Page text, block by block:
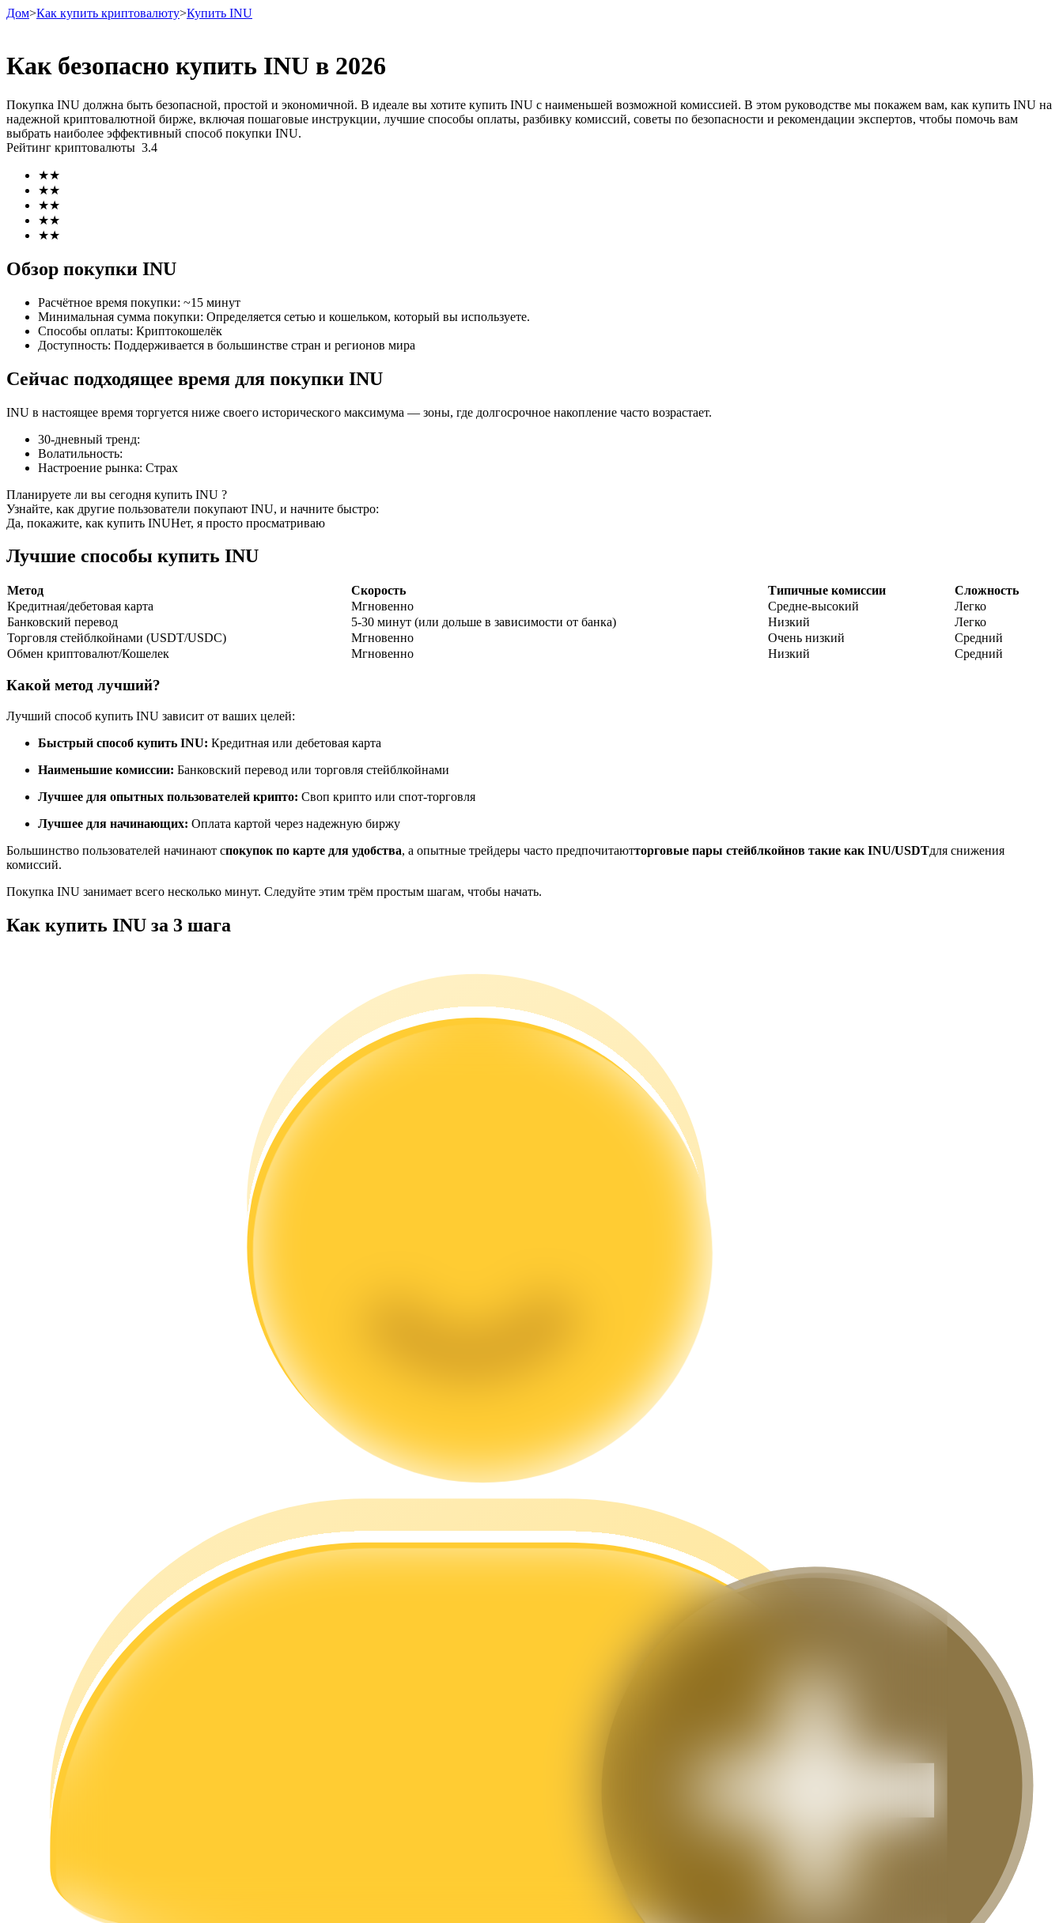
Фьючерсы
USDT-фьючерсы
Фьючерсы с использованием USDT в качестве обеспечения
Криптовалютные фьючерсы
TradFi
Фьючерсы с использованием USDC в качестве обеспечения
Копирование торговли
Наслаждайтесь распределением прибыли и комиссиями за копи-трейдинг
Анализ больших данных, включая торговую информацию и т. д.
Торговые стратегии
Узнайте, как оставаться прибыльным
Заработок
Дом>Как купить криптовалюту>Купить INU
Как безопасно купить INU в 2026
Покупка INU должна быть безопасной, простой и экономичной. В идеале вы хотите купить INU с наименьшей возможной комиссией. В этом руководстве мы покажем вам, как купить INU на
надежной криптовалютной бирже, включая пошаговые инструкции, лучшие способы оплаты, разбивку комиссий, советы по безопасности и рекомендации экспертов, чтобы помочь вам
выбрать наиболее эффективный способ покупки INU.
Рейтинг криптовалюты 3.4
★★
★★
★★
★★
★★
Обзор покупки INU
Расчётное время покупки: ~15 минут
Минимальная сумма покупки: Определяется сетью и кошельком, который вы используете.
Способы оплаты: Криптокошелёк
Доступность: Поддерживается в большинстве стран и регионов мира
Сейчас подходящее время для покупки INU
INU в настоящее время торгуется ниже своего исторического максимума — зоны, где долгосрочное накопление часто возрастает.
30-дневный тренд:
Волатильность:
Настроение рынка: Страх
Планируете ли вы сегодня купить INU ?
Узнайте, как другие пользователи покупают INU, и начните быстро:
Да, покажите, как купить INUНет, я просто просматриваю
Лучшие способы купить INU
Метод Скорость Типичные комиссии
Сложность
Кредитная/дебетовая карта
Мгновенно Средне-высокий
Легко
Банковский перевод
5-30 минут (или дольше в зависимости от банка) Низкий
Легко
Торговля стейблкойнами (USDT/USDC)
Мгновенно Очень низкий
Средний
Обмен криптовалют/Кошелек
Мгновенно Низкий Средний
Какой метод лучший?
Лучший способ купить INU зависит от ваших целей:
Быстрый способ купить INU: Кредитная или дебетовая карта
Наименьшие комиссии: Банковский перевод или торговля стейблкойнами
Лучшее для опытных пользователей крипто: Своп крипто или спот-торговля
Лучшее для начинающих: Оплата картой через надежную биржу
Большинство пользователей начинают спокупок по карте для удобства, а опытные трейдеры часто предпочитаютторговые пары стейблкойнов такие как INU/USDTдля снижения
комиссий.
Покупка INU занимает всего несколько минут. Следуйте этим трём простым шагам, чтобы начать.
Как купить INU за 3 шага